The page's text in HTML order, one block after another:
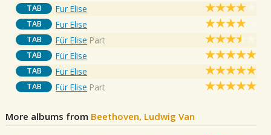
TAB Fur Elise
TAB Fur Elise
TAB Für Elise Part
TAB Für Elise
TAB Für Elise
TAB Für Elise Part
More albums from Beethoven, Ludwig Van